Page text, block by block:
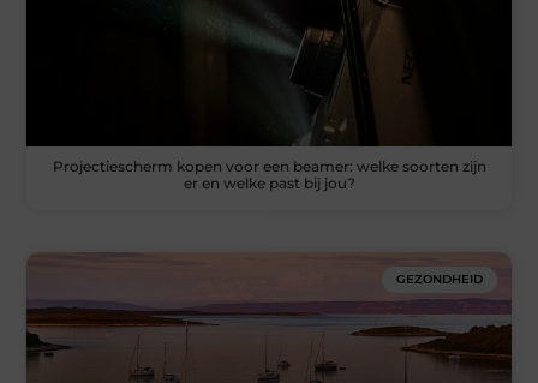
Projectiescherm kopen voor een beamer: welke soorten zijn
er en welke past bij jou?
GEZONDHEID